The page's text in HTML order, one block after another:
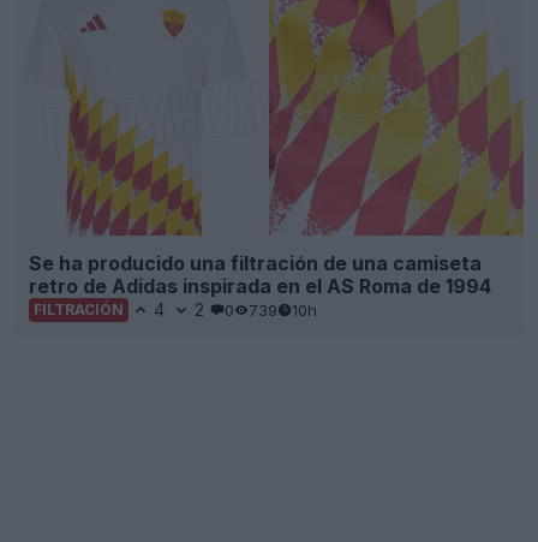
Se ha producido una filtración de una camiseta
retro de Adidas inspirada en el AS Roma de 1994
FILTRACIÓN 4 2 0 739 10h